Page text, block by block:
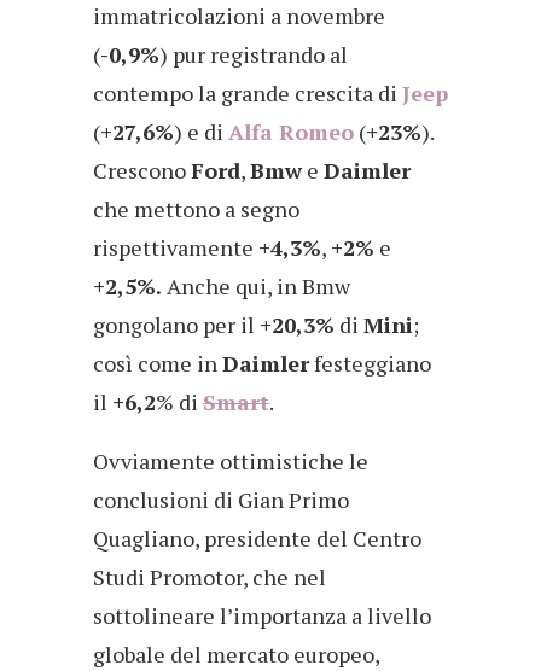
immatricolazioni a novembre
(-0,9%) pur registrando al
contempo la grande crescita di Jeep
(+27,6%) e di Alfa Romeo (+23%).
CresconoFord,Bmwe Daimler
che mettono a segno
rispettivamente +4,3%, +2% e
+2,5%. Anche qui, in Bmw
gongolano per il +20,3% di Mini;
così come inDaimlerfesteggiano
il +6,2% di Smart.
Ovviamente ottimistiche le
conclusioni di Gian Primo
Quagliano, presidente del Centro
Studi Promotor, che nel
sottolineare l’importanza a livello
globale del mercato europeo,